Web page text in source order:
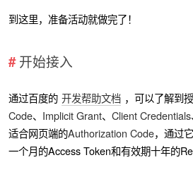
到这里，准备活动就做完了！
开始接入
通过百度的 开发帮助文档 ，可以了解到
Code、 Implicit Grant、 Client Credentials、
适合网页端的Authorization Code，通过
一个月的Access Token和有效期十年的